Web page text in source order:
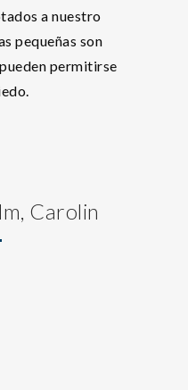
a nuestro
pequeñas son
permitirse
Carolin